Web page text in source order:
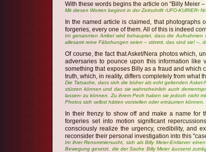
With these words begins the article on "Billy Meier
Mit diesen Worten beginnt in der Zeitschrift ‹UFO-KURIER›
In the named article is claimed, that
forgeries, every one of them. All of this is indeed
Im genannten Artikel wird behauptet, dass die
allesamt reine Fälschungen seien – stimmt, das sind sie! –,
Of course, the fact that Asket/Nera photos which,
adversaries to pounce upon this information like
something that exposes Billy as a fraud and which
truth, which, in reality, differs completely from what
Die Tatsache, dass sich die bisher als echt geltenden
stürzen können und das sie wahrscheinlich auch
lassen› zu können. Zu ihrem Pech haben sie jedoch nicht
Photos sich selbst hätten vorstellen oder erträumen können.
In their frenzy to show off and make a name for
forgeries set into motion significant
consciously realize the urgency, credibility, and
reconsider their personal investigation into this
Im ihrer Renommiersucht, sich als Billy Meier-Entlarver
Bewegung gesetzt, die der Sache Billy Meier äusserst